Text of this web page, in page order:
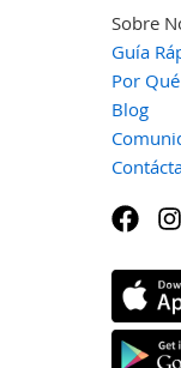
Sobre
Guía
Por
Blog